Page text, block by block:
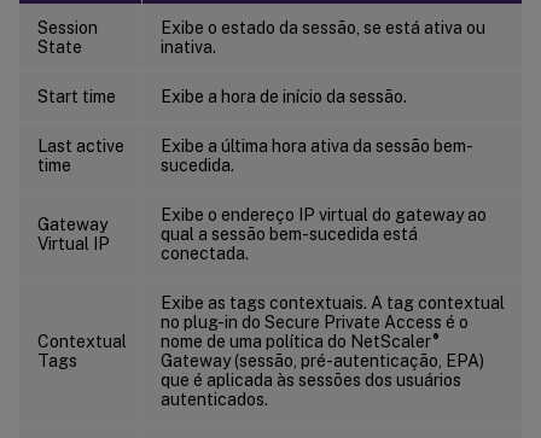
Session
State
Exibe o estado da sessão, se está ativa ou
inativa.
Start time Exibe a hora de início da sessão.
Last active
time
Exibe a última hora ativa da sessão bem-
sucedida.
Gateway
Virtual IP
Exibe o endereço IP virtual do gateway ao
qual a sessão bem-sucedida está
conectada.
Contextual
Tags
Exibe as tags contextuais. A tag contextual
no plug-in do Secure Private Access é o
nome de uma política do NetScaler®
Gateway (sessão, pré-autenticação, EPA)
que é aplicada às sessões dos usuários
autenticados.